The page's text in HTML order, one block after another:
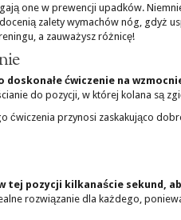
one w prewencji upadków.
zalety wymachów nóg, gdyż
a zauważysz różnicę!
doskonałe ćwiczenie na
do pozycji, w której kolana są
ćwiczenia przynosi zaskakująco
tej pozycji kilkanaście sekund,
rozwiązanie dla każdego,